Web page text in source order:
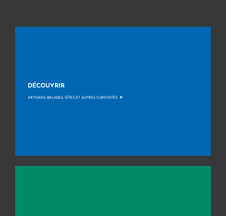
DÉCOUVRIR
ARTISANS, BALADES, GÎTES ET AUTRES CURIOSITÉS >